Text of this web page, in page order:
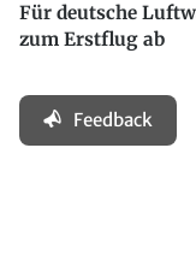
Für deutsche
zum Erstflug ab
Feedback